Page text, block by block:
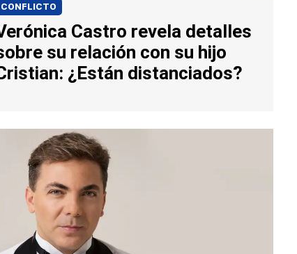
CONFLICTO
Castro revela detalles
su relación con su hijo
¿Están distanciados?